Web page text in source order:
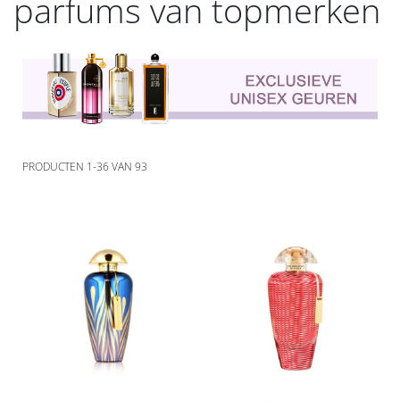
parfums van topmerken
PRODUCTEN 1-36VAN 93
verlanglijst
verlanglijst